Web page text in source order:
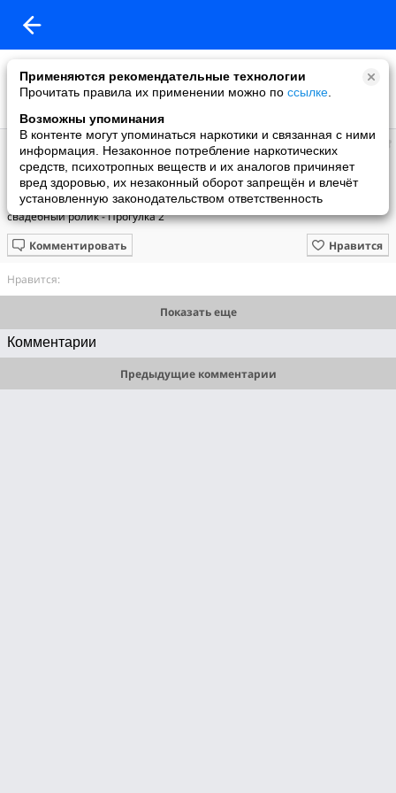
Применяются рекомендательные технологии
Прочитать правила их применении можно по ссылке
Возможны упоминания
В контенте могут упоминаться наркотики и связанная с ними
информация. Незаконное потребление наркотических
средств, психотропных веществ и их аналогов причиняет
вред здоровью, их незаконный оборот запрещён и влечёт
установленную законодательством ответственность
Sергей74
добавил видео
25.09.2009
свадебный ролик - Прогулка 2
свадебный ролик - Прогулка 2
Нравится
Комментировать
Нравится:
Показать еще
Комментарии
Предыдущие комментарии